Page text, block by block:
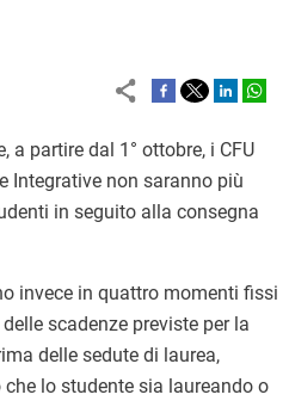
partire dal 1° ottobre, i CFU
Integrative non saranno più
in seguito alla consegna
invece in quattro momenti fissi
scadenze previste per la
delle sedute di laurea,
lo studente sia laureando o